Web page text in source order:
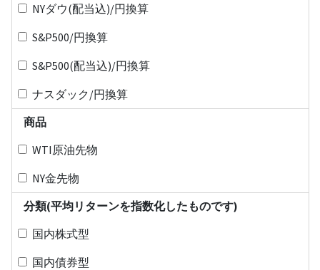
NYダウ(配当込)/円換算
S&P500/円換算
S&P500(配当込)/円換算
ナスダック/円換算
商品
WTI原油先物
NY金先物
分類(平均リターンを指数化したものです)
国内株式型
国内債券型